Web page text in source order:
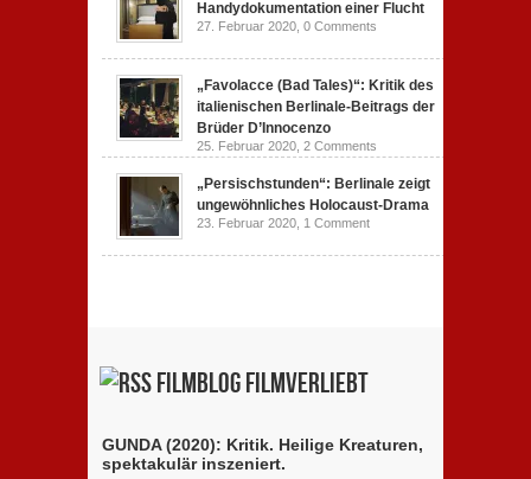
Handydokumentation einer Flucht
27. Februar 2020, 0 Comments
„Favolacce (Bad Tales)“: Kritik des
italienischen Berlinale-Beitrags der
Brüder D’Innocenzo
25. Februar 2020, 2 Comments
„Persischstunden“: Berlinale zeigt
ungewöhnliches Holocaust-Drama
23. Februar 2020, 1 Comment
Filmblog filmverliebt
GUNDA (2020): Kritik. Heilige Kreaturen,
spektakulär inszeniert.